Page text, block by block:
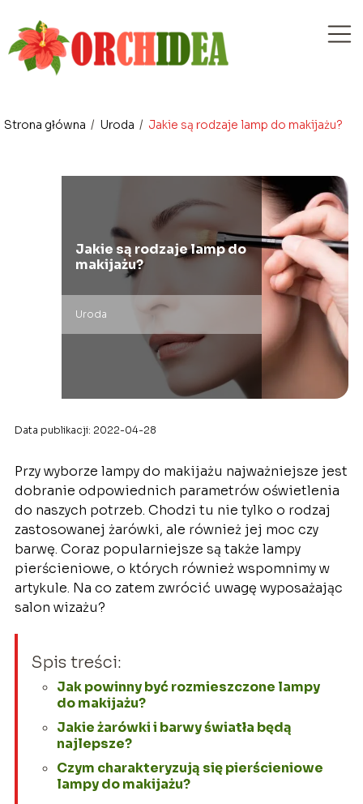
Strona główna / Uroda / Jakie są rodzaje lamp do makijażu?
Jakie są rodzaje lamp do
makijażu?
Uroda
Data publikacji: 2022-04-28
Przy wyborze lampy do makijażu najważniejsze jest
dobranie odpowiednich parametrów oświetlenia
do naszych potrzeb. Chodzi tu nie tylko o rodzaj
zastosowanej żarówki, ale również jej moc czy
barwę. Coraz popularniejsze są także lampy
pierścieniowe, o których również wspomnimy w
artykule. Na co zatem zwrócić uwagę wyposażając
salon wizażu?
Spis treści:
Jak powinny być rozmieszczone lampy
do makijażu?
Jakie żarówki i barwy światła będą
najlepsze?
Czym charakteryzują się pierścieniowe
lampy do makijażu?